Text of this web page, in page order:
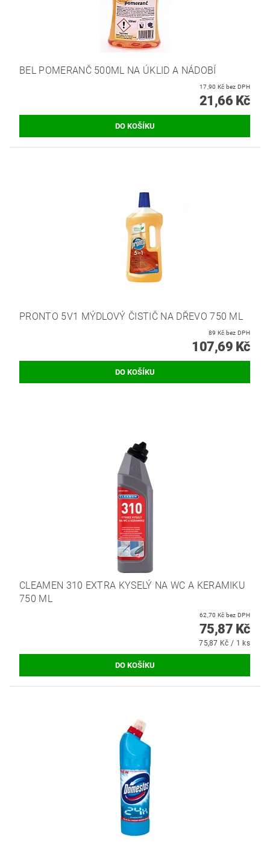
BEL POMERANČ 500ML NA ÚKLID A NÁDOBÍ
17,90 Kč bez DPH
21,66 Kč
PRONTO 5V1 MÝDLOVÝ ČISTIČ NA DŘEVO 750 ML
89 Kč bez DPH
107,69 Kč
CLEAMEN 310 EXTRA KYSELÝ NA WC A KERAMIKU
750 ML
62,70 Kč bez DPH
75,87 Kč
75,87 Kč / 1 ks